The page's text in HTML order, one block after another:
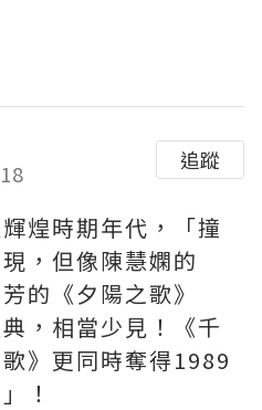
追蹤
煌時期年代，「撞
，但像陳慧嫻的
的《夕陽之歌》
，相當少見！《千
》更同時奪得1989
！